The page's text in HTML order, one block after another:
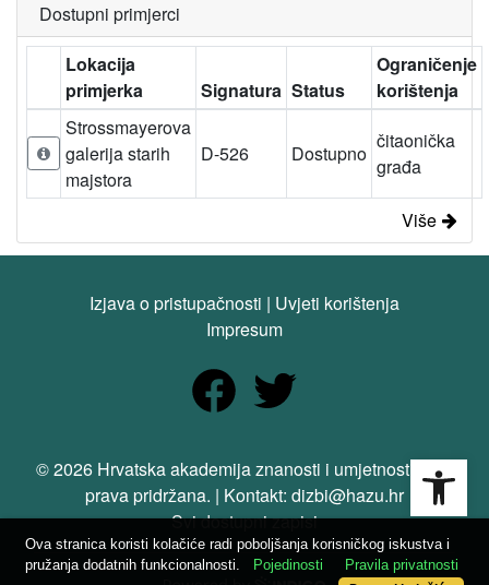
Dostupni primjerci
Lokacija
primjerka
Signatura Status
Ograničenje
korištenja
Strossmayerova
galerija starih
majstora
D-526 Dostupno
čitaonička
građa
Više
Izjava o pristupačnosti | Uvjeti korištenja
Impresum
© 2026 Hrvatska akademija znanosti i umjetnosti. Sva
prava pridržana. | Kontakt: dizbi@hazu.hr
Svi dostupni zapisi
Ova stranica koristi kolačiće radi poboljšanja korisničkog iskustva i
pružanja dodatnih funkcionalnosti.
Pojedinosti Pravila privatnosti